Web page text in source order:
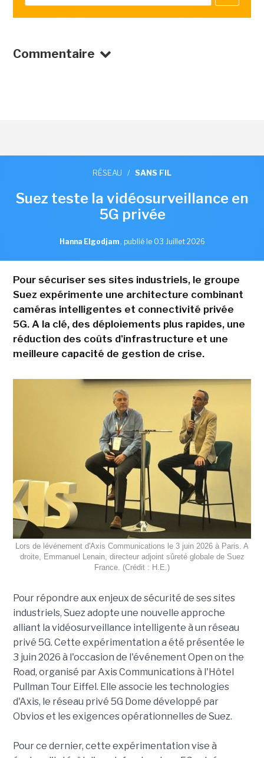
Commentaire
RÉSEAU / SANS FIL
Suez teste la vidéosurveillance en
5G privée
Hanna Elgodjam , publié le 03 Juillet 2026
Pour sécuriser ses sites industriels, le groupe
Suez expérimente une architecture combinant
caméras intelligentes et connectivité privée
5G. A la clé, des déploiements plus rapides, une
réduction des coûts d'infrastructure et une
meilleure capacité de gestion de crise.
Lors de lévénement d'Axis Communications le 3 juin 2026 à Paris. A
droite, Emmanuel Lenain, directeur adjoint sûreté globale de Suez
France. (Crédit : H.E.)
Pour répondre aux enjeux de sécurité de ses sites
industriels, Suez adopte une nouvelle approche
alliant la vidéosurveillance intelligente à un réseau
privé 5G. Cette expérimentation a été présentée le
3 juin 2026 à l'occasion de l'événement Open on the
Road, organisé par Axis Communications à l'Hôtel
Pullman Tour Eiffel. Elle associe les technologies
d'Axis, le réseau privé 5G Dome développé par
Obvios et les exigences opérationnelles de Suez.
Pour ce dernier, cette expérimentation vise à